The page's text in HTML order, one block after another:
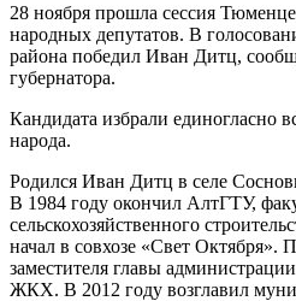
28 ноября прошла сессия
народных депутатов. В
района победил Иван Дитц,
губернатора.
Кандидата избрали единогласно
народа.
Родился Иван Дитц в селе
В 1984 году окончил АлтГТУ,
сельскохозяйственного
начал в совхозе «Свет Октября».
заместителя главы
ЖКХ. В 2012 году возглавил